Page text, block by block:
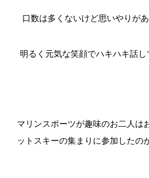
口数は多くないけど思いやりが
明るく元気な笑顔でハキハキ話
マリンスポーツが趣味のお二人は
ットスキーの集まりに参加したの